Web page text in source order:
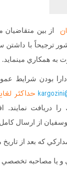
از بين
ترجيحاً با
به همكاري مي­نمايد.
بودن شرايط
حداكثر لغايت
دريافت
كه بعد از
مصاحبه تخصصي